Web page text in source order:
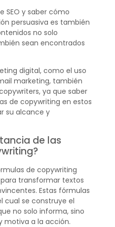
SEO y saber cómo
persuasiva es también
no solo
sean encontrados
digital, como el uso
marketing, también
ya que saber
de copywriting en estos
su alcance y
de las
de copywriting
transformar textos
Estas fórmulas
cual se construye el
no solo informa, sino
motiva a la acción.